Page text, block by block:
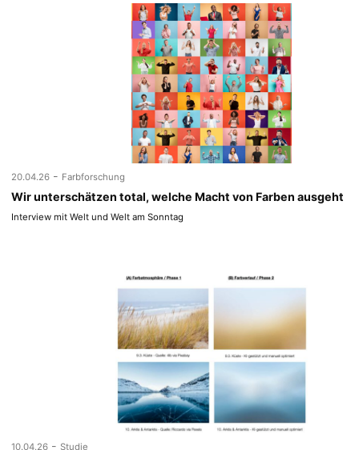
20.04.26 - Farbforschung
Wir unterschätzen total, welche Macht von Farben ausgeht
Interview mit Welt und Welt am Sonntag
10.04.26 - Studie